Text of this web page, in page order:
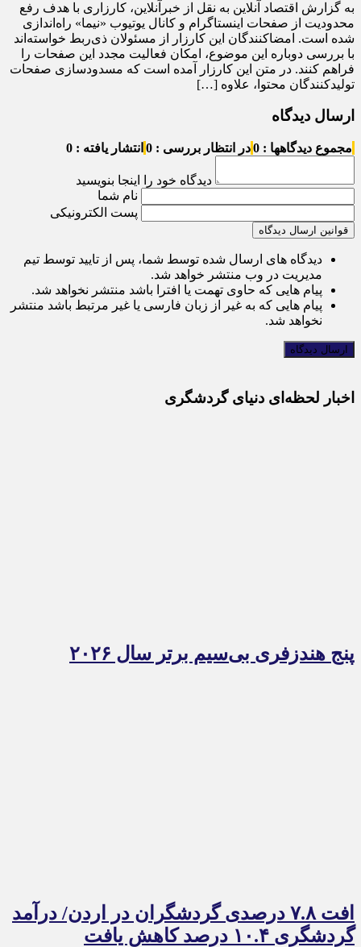
به گزارش اقتصاد آنلاین به نقل از خبرآنلاین، کارزاری با هدف رفع
محدودیت از صفحات اینستاگرام و کانال یوتیوب «نیما» راه‌اندازی
شده است. امضاکنندگان این کارزار از مسئولان ذی‌ربط خواسته‌اند
با بررسی دوباره این موضوع، امکان فعالیت مجدد این صفحات را
فراهم کنند. در متن این کارزار آمده است که مسدودسازی صفحات
تولیدکنندگان محتوا، علاوه […]
ارسال دیدگاه
مجموع دیدگاهها : 0 در انتظار بررسی : 0 انتشار یافته : 0
دیدگاه خود را اینجا بنویسید
نام شما
پست الکترونیکی
قوانین ارسال دیدگاه
دیدگاه های ارسال شده توسط شما، پس از تایید توسط تیم
مدیریت در وب منتشر خواهد شد.
پیام هایی که حاوی تهمت یا افترا باشد منتشر نخواهد شد.
پیام هایی که به غیر از زبان فارسی یا غیر مرتبط باشد منتشر
نخواهد شد.
اخبار لحظه‌ای دنیای گردشگری
پنج هندزفری بی‌سیم برتر سال ۲۰۲۶
افت ۷.۸ درصدی گردشگران در اردن/ درآمد
گردشگری ۱۰.۴ درصد کاهش یافت